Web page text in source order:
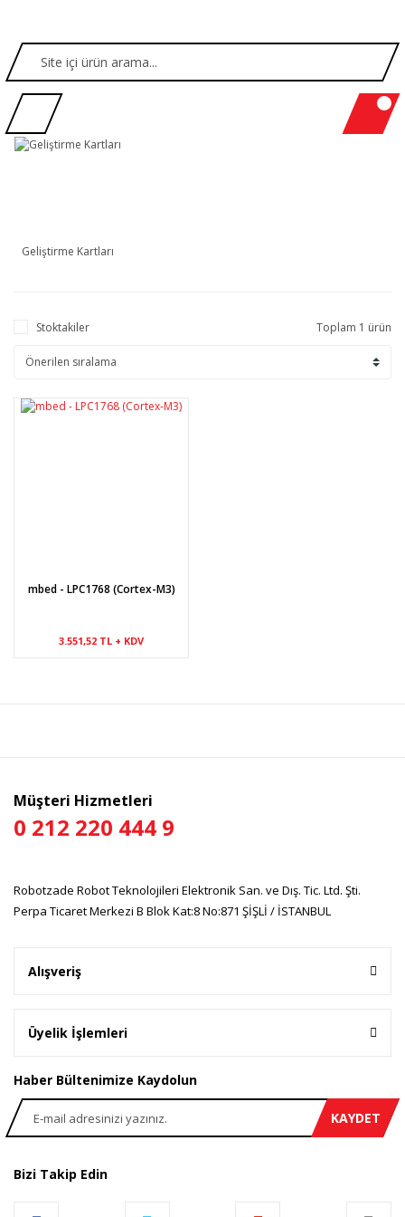
Geliştirme Kartları
Stoktakiler Toplam 1 ürün
mbed - LPC1768 (Cortex-M3)
3.551,52 TL + KDV
Müşteri Hizmetleri
0 212 220 444 9
Robotzade Robot Teknolojileri Elektronik San. ve Dış. Tic. Ltd. Şti.
Perpa Ticaret Merkezi B Blok Kat:8 No:871 ŞİŞLİ / İSTANBUL
Alışveriş
Üyelik İşlemleri
Haber Bültenimize Kaydolun
KAYDET
Bizi Takip Edin